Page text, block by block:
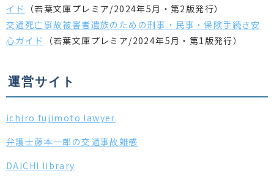
イド
（若葉文庫プレミア/2024年5月・第2版発行）
交通死亡事故被害者遺族のための刑事・民事・保険手続き安
心ガイド
（若葉文庫プレミア/2024年5月・第1版発行）
運営サイト
ichiro fujimoto lawyer
弁護士藤本一郎の交通事故雑感
DAICHI library